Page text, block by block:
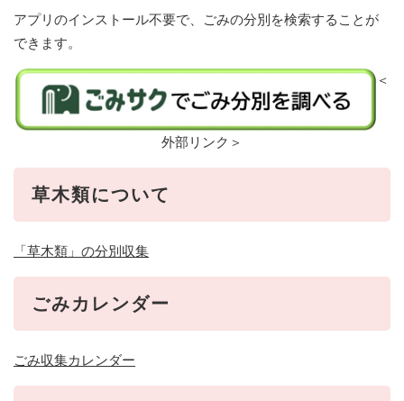
アプリのインストール不要で、ごみの分別を検索することが
できます。
＜
外部リンク＞
草木類について
「草木類」の分別収集
ごみカレンダー
ごみ収集カレンダー